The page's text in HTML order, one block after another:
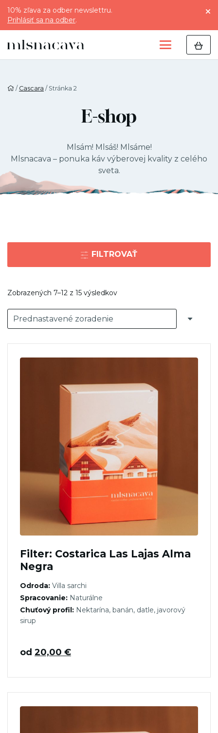
10% zľava za odber newslettru.
Prihlásiť sa na odber.
/ Cascara / Stránka 2
E-shop
Mlsám! Mlsáš! Mlsáme!
Mlsnacava – ponuka káv výberovej kvality z celého
sveta.
FILTROVAŤ
Zobrazených 7–12 z 15 výsledkov
Filter: Costarica Las Lajas Alma
Negra
Odroda: Villa sarchi
Spracovanie: Naturálne
Chuťový profil: Nektarína, banán, datle, javorový
sirup
od 20,00 €